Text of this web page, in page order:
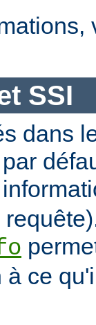
SSI
dans
ce